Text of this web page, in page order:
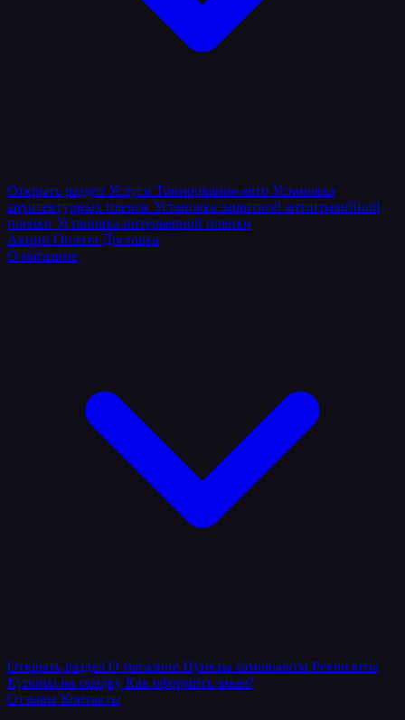
Открыть раздел Услуги Тонирование авто Установка
архитектурных пленок Установка защитной антигравийной
пленки Установка интерьерной пленки
Акции Оплата Доставка
О магазине
Открыть раздел О магазине Пункты самовывоза Реквизиты
Купоны на скидку Как оформить заказ?
Отзывы Контакты